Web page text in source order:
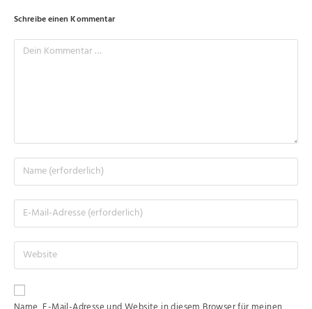
Schreibe einen Kommentar